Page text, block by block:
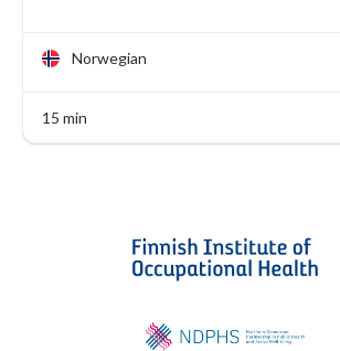
Norwegian
15 min